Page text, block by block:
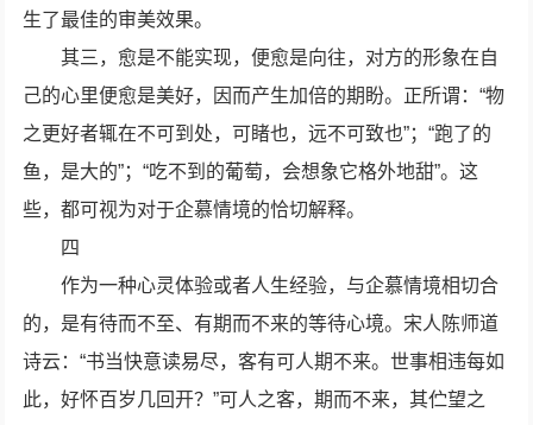
生了最佳的审美效果。
其三，愈是不能实现，便愈是向往，对方的形象在自
己的心里便愈是美好，因而产生加倍的期盼。正所谓：“物
之更好者辄在不可到处，可睹也，远不可致也”；“跑了的
鱼，是大的”；“吃不到的葡萄，会想象它格外地甜”。这
些，都可视为对于企慕情境的恰切解释。
四
作为一种心灵体验或者人生经验，与企慕情境相切合
的，是有待而不至、有期而不来的等待心境。宋人陈师道
诗云：“书当快意读易尽，客有可人期不来。世事相违每如
此，好怀百岁几回开？”可人之客，期而不来，其伫望之